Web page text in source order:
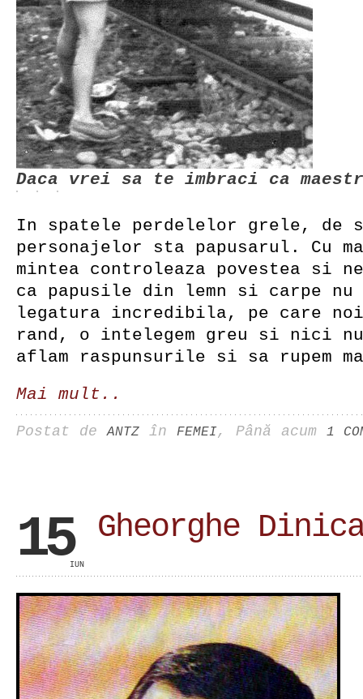
Daca vrei sa te imbraci ca
In spatele perdelelor grele, de
personajelor sta papusarul. Cu
mintea controleaza povestea si
ca papusile din lemn si carpe
legatura incredibila, pe care
rand, o intelegem greu si nici
aflam raspunsurile si sa rupem
Mai mult..
Postat deANTZ în FEMEI, Până acum 1
15IUN
Gheorghe